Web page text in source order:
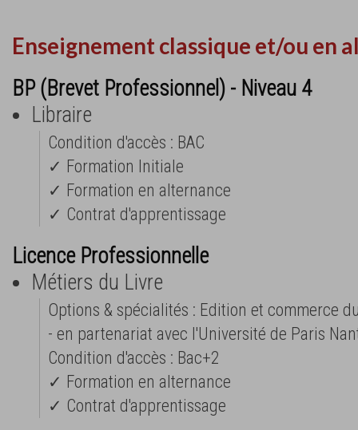
Enseignement classique et/ou en
BP (Brevet Professionnel) - Niveau 4
Libraire
Condition d'accès : BAC
✓ Formation Initiale
✓ Formation en alternance
✓ Contrat d'apprentissage
Licence Professionnelle
Métiers du Livre
Options & spécialités : Edition et commerce
- en partenariat avec l'Université de Paris
Condition d'accès : Bac+2
✓ Formation en alternance
✓ Contrat d'apprentissage